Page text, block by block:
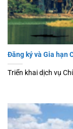
Đăng ký và Gia hạn
Triển khai dịch vụ